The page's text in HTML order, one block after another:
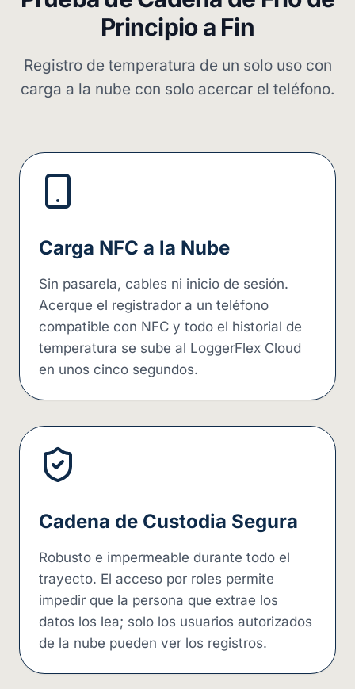
Principio a Fin
Registro de temperatura de un solo uso con
carga a la nube con solo acercar el teléfono.
Carga NFC a la Nube
Sin pasarela, cables ni inicio de sesión.
Acerque el registrador a un teléfono
compatible con NFC y todo el historial de
temperatura se sube al LoggerFlex Cloud
en unos cinco segundos.
Cadena de Custodia Segura
Robusto e impermeable durante todo el
trayecto. El acceso por roles permite
impedir que la persona que extrae los
datos los lea; solo los usuarios autorizados
de la nube pueden ver los registros.